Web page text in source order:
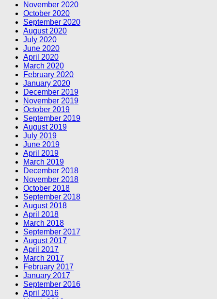
November 2020
October 2020
September 2020
August 2020
July 2020
June 2020
April 2020
March 2020
February 2020
January 2020
December 2019
November 2019
October 2019
September 2019
August 2019
July 2019
June 2019
April 2019
March 2019
December 2018
November 2018
October 2018
September 2018
August 2018
April 2018
March 2018
September 2017
August 2017
April 2017
March 2017
February 2017
January 2017
September 2016
April 2016